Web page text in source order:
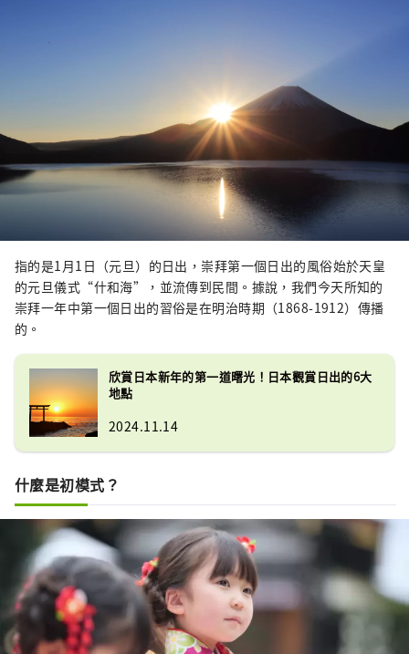
指的是1月1日（元旦）的日出，崇拜第一個日出的風俗始於天皇
的元旦儀式“什和海”，並流傳到民間。據說，我們今天所知的
崇拜一年中第一個日出的習俗是在明治時期（1868-1912）傳播
的。
欣賞日本新年的第一道曙光！日本觀賞日出的6大
地點
2024.11.14
什麼是初模式？